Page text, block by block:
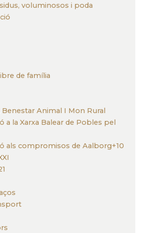
voluminosos i poda
de família
Animal I Mon Rural
a la Xarxa Balear de Pobles pel
als compromisos de Aalborg+10